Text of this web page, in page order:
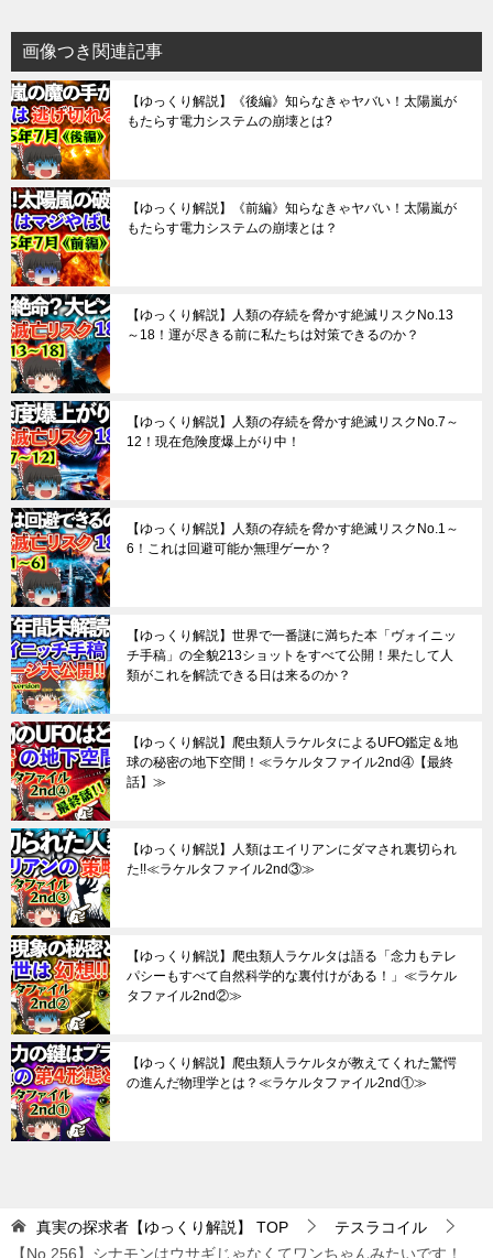
画像つき関連記事
【ゆっくり解説】《後編》知らなきゃヤバい！太陽嵐が
もたらす電力システムの崩壊とは?
【ゆっくり解説】《前編》知らなきゃヤバい！太陽嵐が
もたらす電力システムの崩壊とは？
【ゆっくり解説】人類の存続を脅かす絶滅リスクNo.13
～18！運が尽きる前に私たちは対策できるのか？
【ゆっくり解説】人類の存続を脅かす絶滅リスクNo.7～
12！現在危険度爆上がり中！
【ゆっくり解説】人類の存続を脅かす絶滅リスクNo.1～
6！これは回避可能か無理ゲーか？
【ゆっくり解説】世界で一番謎に満ちた本「ヴォイニッ
チ手稿」の全貌213ショットをすべて公開！果たして人
類がこれを解読できる日は来るのか？
【ゆっくり解説】爬虫類人ラケルタによるUFO鑑定＆地
球の秘密の地下空間！≪ラケルタファイル2nd④【最終
話】≫
【ゆっくり解説】人類はエイリアンにダマされ裏切られ
た!!≪ラケルタファイル2nd③≫
【ゆっくり解説】爬虫類人ラケルタは語る「念力もテレ
パシーもすべて自然科学的な裏付けがある！」≪ラケル
タファイル2nd②≫
【ゆっくり解説】爬虫類人ラケルタが教えてくれた驚愕
の進んだ物理学とは？≪ラケルタファイル2nd①≫
真実の探求者【ゆっくり解説】 TOP
テスラコイル
【No.256】シナモンはウサギじゃなくてワンちゃんみたいです！